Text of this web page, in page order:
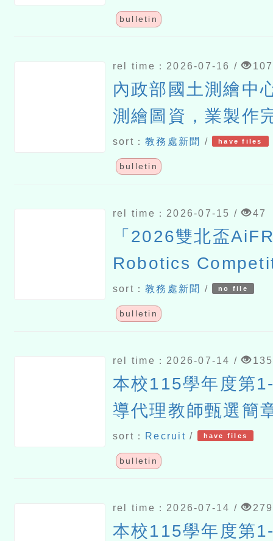
bulletin
rel time：2026-07-16 / 107
內政部國土測繪中
測繪圖資，業製作
圖老馬－探索國土
sort：教務處新聞 / have files
bulletin
rel time：2026-07-15 / 47
「2026雙北盃
Robotics
TechGlow跨界科
sort：教務處新聞 / no file
bulletin
rel time：2026-07-14 / 135
本校115學年度第
導代理教師甄選簡
sort： Recruit / have files
bulletin
rel time：2026-07-14 / 279
本校115學年度第